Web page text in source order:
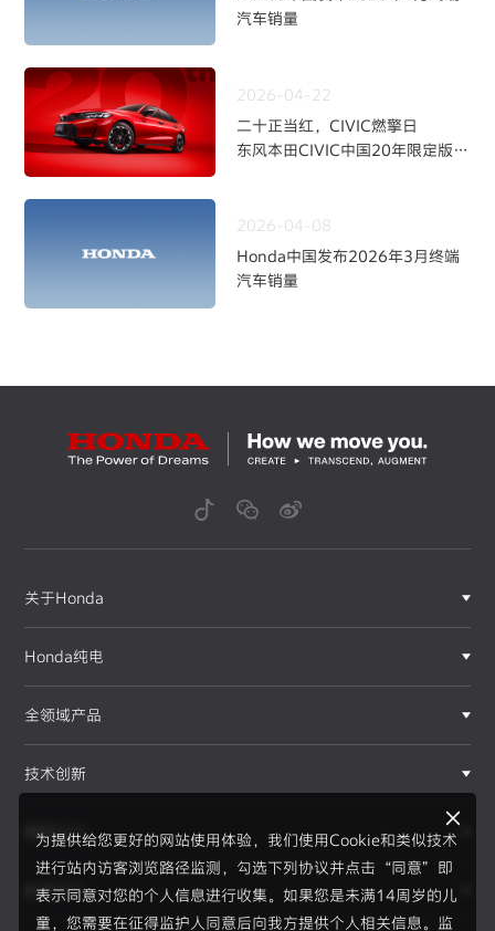
汽车销量
2026-04-22
二十正当红，CIVIC燃擎日
东风本田CIVIC中国20年限定版焕
2026-04-08
Honda中国发布2026年3月终端
汽车销量
为提供给您更好的网站使用体验，我们使用Cookie和类似技术
进行站内访客浏览路径监测，勾选下列协议并点击“同意”即
表示同意对您的个人信息进行收集。如果您是未满14周岁的儿
童，您需要在征得监护人同意后向我方提供个人相关信息。监
关于Honda
Honda纯电
全领域产品
技术创新
赛事运动
新闻资讯
F1®赛事